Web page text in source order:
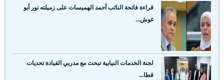
قراءة فاتحة النائب أحمد الهميسات على زميلته نور أبو
غوش...
لجنة الخدمات النيابية تبحث مع مدربي القيادة تحديات
قطا...